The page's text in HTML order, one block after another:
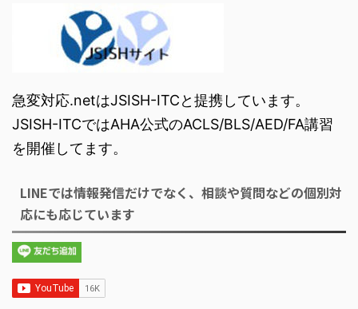
急変対応.netはJSISH-ITCと提携しています。
JSISH-ITCではAHA公式のACLS/BLS/AED/FA講習
を開催してます。
LINEでは情報発信だけでなく、相談や質問などの個別対
応にも応じています